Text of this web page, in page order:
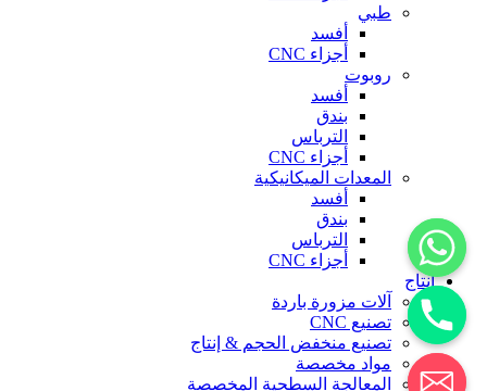
طبي
أفسد
أجزاء CNC
روبوت
أفسد
بندق
الترباس
أجزاء CNC
المعدات الميكانيكية
أفسد
بندق
الترباس
أجزاء CNC
إنتاج
آلات مزورة باردة
تصنيع CNC
تصنيع منخفض الحجم & إنتاج
مواد مخصصة
المعالجة السطحية المخصصة